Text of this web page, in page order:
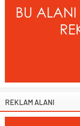
REKLAM ALANI